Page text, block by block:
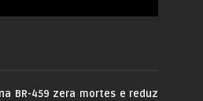
BR-459 zera mortes e reduz